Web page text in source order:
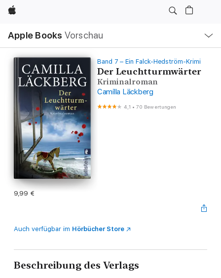
Apple
Apple Books Vorschau
Navigation
Menü
öffnen
Band 7 – Ein Falck-Hedström-Krimi
Der Leuchtturmwärter
Kriminalroman
Camilla Läckberg
4,1 •70 Bewertungen
9,99 €
Auch verfügbar im Hörbücher Store
Beschreibung des Verlags